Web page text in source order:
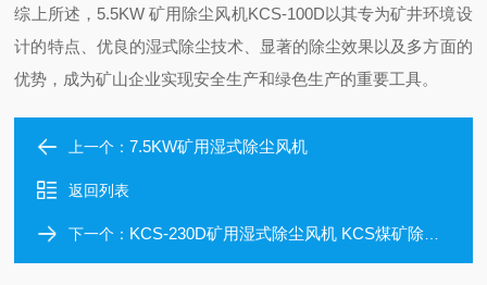
综上所述，5.5KW 矿用除尘风机KCS-100D以其专为矿井环境设
计的特点、优良的湿式除尘技术、显著的除尘效果以及多方面的
优势，成为矿山企业实现安全生产和绿色生产的重要工具。
上一个：7.5KW矿用湿式除尘风机
返回列表
下一个： KCS-230D矿用湿式除尘风机 KCS煤矿除尘器